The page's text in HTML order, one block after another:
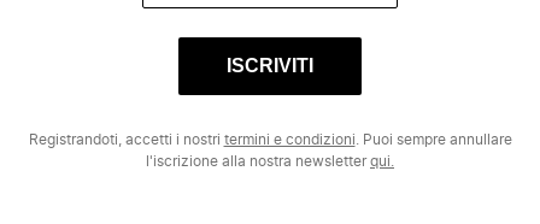
ISCRIVITI
Registrandoti, accetti i nostri termini e condizioni . Puoi sempre annullare
l'iscrizione alla nostra newsletterqui.